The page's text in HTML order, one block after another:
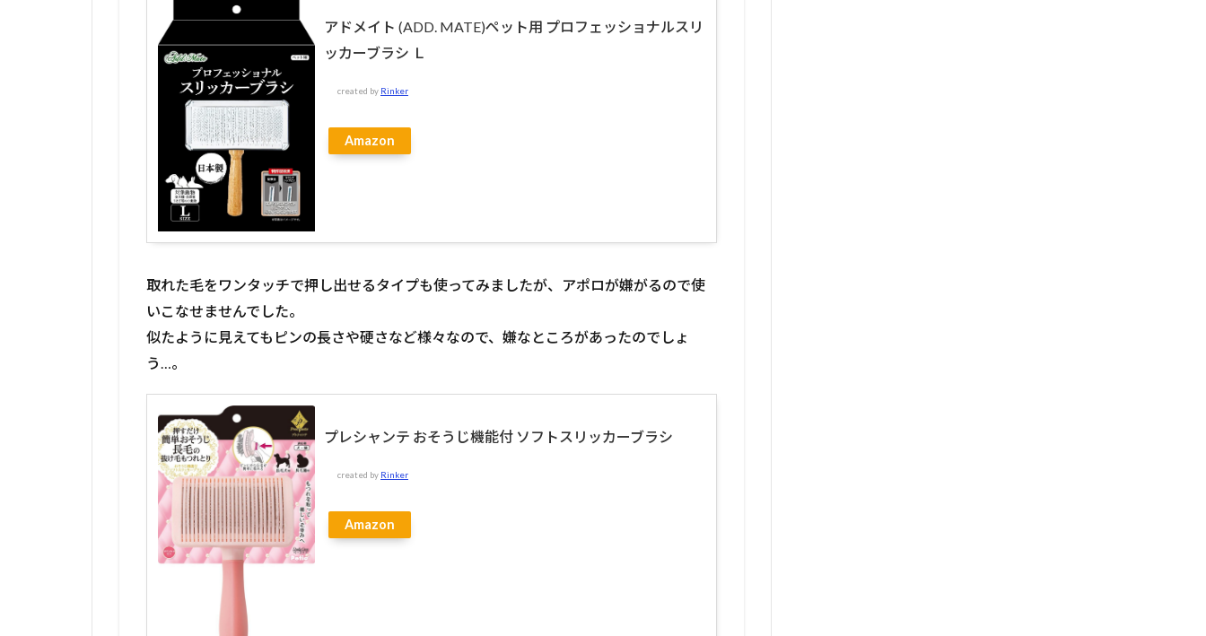
アドメイト (ADD. MATE)ペット用 プロフェッショナルスリ
ッカーブラシ Ｌ
created by Rinker
Amazon
取れた毛をワンタッチで押し出せるタイプも使ってみましたが、アポロが嫌がるので使
いこなせませんでした。
似たように見えてもピンの長さや硬さなど様々なので、嫌なところがあったのでしょ
う…。
プレシャンテ おそうじ機能付 ソフトスリッカーブラシ
created by Rinker
Amazon